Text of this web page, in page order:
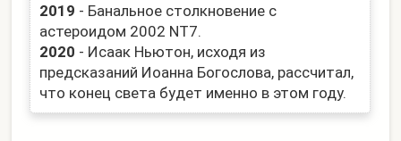
2019 - Банальное столкновение с
астероидом 2002 NT7.
2020 - Исаак Ньютон, исходя из
предсказаний Иоанна Богослова, рассчитал,
что конец света будет именно в этом году.